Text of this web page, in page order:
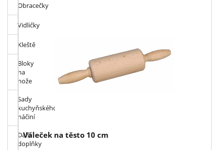
Obracečky
Vidličky
Kleště
Bloky
na
nože
Sady
kuchyňského
náčiní
Další
doplňky
Váleček na těsto 10 cm